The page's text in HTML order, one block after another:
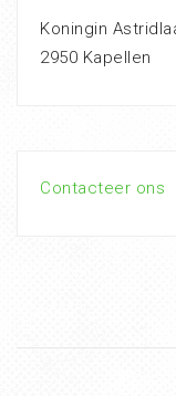
Koningin
2950 Kapellen
Contacteer ons